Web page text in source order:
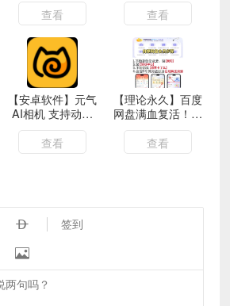
查看 查看
【安卓软件】元气
AI相机 支持动漫
脸修复老照片等一
键操作
查看
【理论永久】百度
网盘满血复活！最
新不限速下载！亲
测速度20M/S！
查看
 签到
